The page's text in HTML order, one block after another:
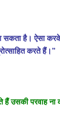
सकता है। ऐसा
करते हैं।”
हैं उसकी परवाह ना